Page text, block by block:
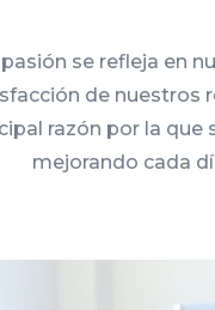
se refleja en
de nuestros
razón por la que
mejorando cada